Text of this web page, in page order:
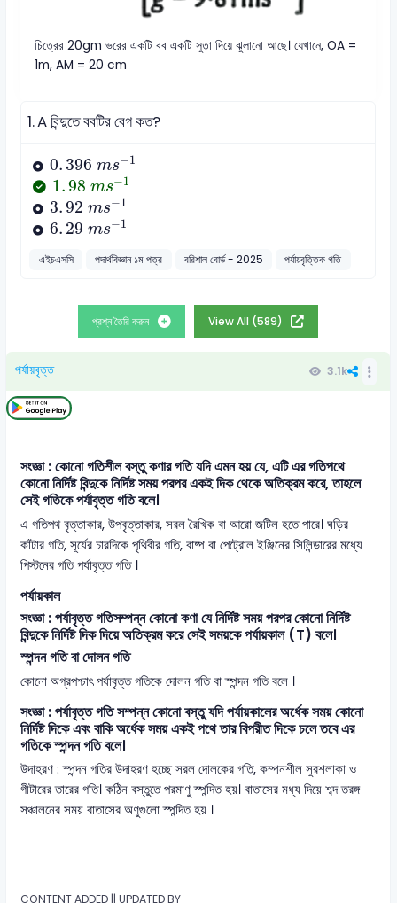
চিত্রের 20gm ভরের একটি বব একটি সুতা দিয়ে ঝুলানো আছে। যেখানে, OA =
1m, AM = 20 cm
1.A বিন্দুতে ববটির বেগ কত?
0. 396 ms−1
0 396 ms-
1.98 ms−1
1.98ms-1
3.92 ms−1
3.92 ms-1
6. 29 ms−1
6.29 ms-
এইচএসসি পদার্থবিজ্ঞান ১ম পত্র বরিশাল বোর্ড - 2025 পর্যায়বৃত্তিক গতি
প্রশ্ন তৈরি করুন View All (589)
পর্যায়বৃত্ত 3.1k
সংজ্ঞা : কোনো গতিশীল বস্তু কণার গতি যদি এমন হয় যে, এটি এর গতিপথে
কোনো নির্দিষ্ট বিন্দুকে নির্দিষ্ট সময় পরপর একই দিক থেকে অতিক্রম করে, তাহলে
সেই গতিকে পর্যাবৃত্ত গতি বলে।
এ গতিপথ বৃত্তাকার, উপবৃত্তাকার, সরল রৈখিক বা আরো জটিল হতে পারে। ঘড়ির
কাঁটার গতি, সূর্যের চারদিকে পৃথিবীর গতি, বাষ্প বা পেট্রোল ইঞ্জিনের সিলিন্ডারের মধ্যে
পিস্টনের গতি পর্যাবৃত্ত গতি ।
পর্যায়কাল
সংজ্ঞা : পর্যাবৃত্ত গতিসম্পন্ন কোনো কণা যে নির্দিষ্ট সময় পরপর কোনো নির্দিষ্ট
বিন্দুকে নির্দিষ্ট দিক দিয়ে অতিক্রম করে সেই সময়কে পর্যায়কাল (T) বলে।
স্পন্দন গতি বা দোলন গতি
কোনো অগ্রপশ্চাৎ পর্যাবৃত্ত গতিকে দোলন গতি বা স্পন্দন গতি বলে ।
সংজ্ঞা : পর্যাবৃত্ত গতি সম্পন্ন কোনো বস্তু যদি পর্যায়কালের অর্ধেক সময় কোনো
নির্দিষ্ট দিকে এবং বাকি অর্ধেক সময় একই পথে তার বিপরীত দিকে চলে তবে এর
গতিকে স্পন্দন গতি বলে।
উদাহরণ : স্পন্দন গতির উদাহরণ হচ্ছে সরল দোলকের গতি, কম্পনশীল সুরশলাকা ও
গীটারের তারের গতি। কঠিন বস্তুতে পরমাণু স্পন্দিত হয়। বাতাসের মধ্য দিয়ে শব্দ তরঙ্গ
সঞ্চালনের সময় বাতাসের অণুগুলো স্পন্দিত হয় ।
CONTENT ADDED || UPDATED BY